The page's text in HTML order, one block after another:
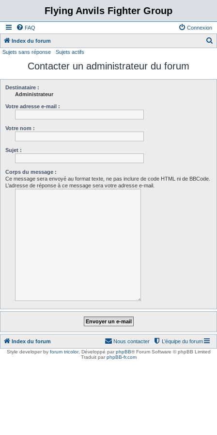
Flying Anvils Fighter Group
FAQ Connexion
Index du forum
Sujets sans réponse Sujets actifs
Contacter un administrateur du forum
Destinataire :
Administrateur
Votre adresse e-mail :
Votre nom :
Sujet :
Corps du message :
Ce message sera envoyé au format texte, ne pas inclure de code HTML ni de BBCode.
L’adresse de réponse à ce message sera votre adresse e-mail.
Index du forum L’équipe du forum
Nous contacter
Style developer by forum tricolor, Développé parphpBB® Forum Software © phpBB Limited
Traduit parphpBB-fr.com